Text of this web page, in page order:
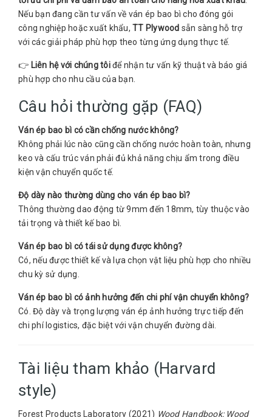
Nếu bạn đang cần tư vấn về ván ép bao bì cho đóng gói
công nghiệp hoặc xuất khẩu, TT Plywood sẵn sàng hỗ trợ
với các giải pháp phù hợp theo từng ứng dụng thực tế.
👉 Liên hệ với chúng tôiđể nhận tư vấn kỹ thuật và báo giá
phù hợp cho nhu cầu của bạn.
Câu hỏi thường gặp (FAQ)
Ván ép bao bì có cần chống nước không?
Không phải lúc nào cũng cần chống nước hoàn toàn, nhưng
keo và cấu trúc ván phải đủ khả năng chịu ẩm trong điều
kiện vận chuyển quốc tế.
Độ dày nào thường dùng cho ván ép bao bì?
Thông thường dao động từ 9mm đến 18mm, tùy thuộc vào
tải trọng và thiết kế bao bì.
Ván ép bao bì có tái sử dụng được không?
Có, nếu được thiết kế và lựa chọn vật liệu phù hợp cho nhiều
chu kỳ sử dụng.
Ván ép bao bì có ảnh hưởng đến chi phí vận chuyển không?
Có. Độ dày và trọng lượng ván ép ảnh hưởng trực tiếp đến
chi phí logistics, đặc biệt với vận chuyển đường dài.
Tài liệu tham khảo (Harvard
style)
Forest Products Laboratory (2021) Wood Handbook: Wood